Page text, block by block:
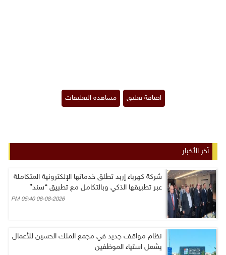
آخر الأخبار
شركة كهرباء إربد تطلق خدماتها الإلكترونية المتكاملة
عبر تطبيقها الذكي وبالتكامل مع تطبيق “سند”
06-08-2026 05:40 PM
نظام مواقف جديد في مجمع الملك الحسين للأعمال
يشعل استياء الموظفين